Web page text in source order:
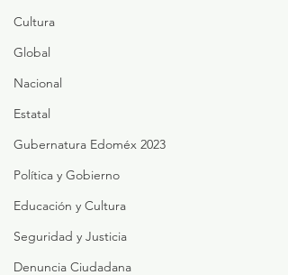
Cultura
Global
Nacional
Estatal
Gubernatura Edoméx 2023
Política y Gobierno
Educación y Cultura
Seguridad y Justicia
Denuncia Ciudadana